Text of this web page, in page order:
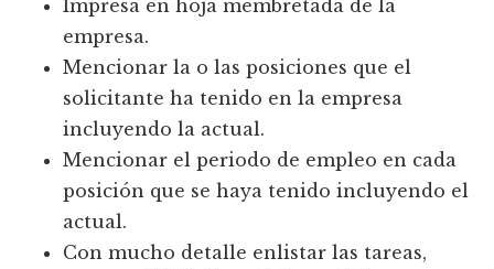
Impresa en hoja membretada de la
empresa.
Mencionar la o las posiciones que el
solicitante ha tenido en la empresa
incluyendo la actual.
Mencionar el periodo de empleo en cada
posición que se haya tenido incluyendo el
actual.
Con mucho detalle enlistar las tareas,